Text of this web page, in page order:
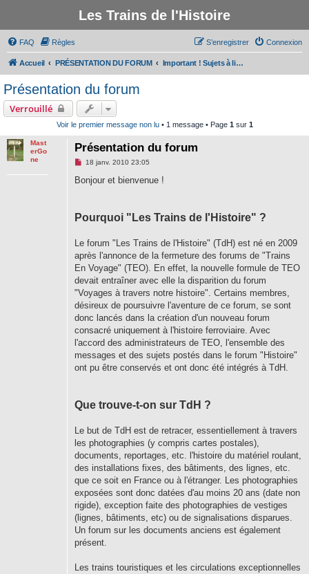
Les Trains de l'Histoire
FAQ Règles Connexion
S’enregistrer
Accueil PRÉSENTATION DU FORUM Important ! Sujets à lire avant de participer au forum
Présentation du forum
Verrouillé
Voir le premier message non lu• 1 message • Page 1sur 1
Mast
erGo
ne
Présentation du forum
M
s
n
l
u
18 janv. 2010 23:05
Bonjour et bienvenue !
Pourquoi "Les Trains de l'Histoire" ?
Le forum "Les Trains de l'Histoire" (TdH) est né en 2009
après l'annonce de la fermeture des forums de "Trains
En Voyage" (TEO). En effet, la nouvelle formule de TEO
devait entraîner avec elle la disparition du forum
"Voyages à travers notre histoire". Certains membres,
désireux de poursuivre l'aventure de ce forum, se sont
donc lancés dans la création d'un nouveau forum
consacré uniquement à l'histoire ferroviaire. Avec
l'accord des administrateurs de TEO, l'ensemble des
messages et des sujets postés dans le forum "Histoire"
ont pu être conservés et ont donc été intégrés à TdH.
Que trouve-t-on sur TdH ?
Le but de TdH est de retracer, essentiellement à travers
les photographies (y compris cartes postales),
documents, reportages, etc. l'histoire du matériel roulant,
des installations fixes, des bâtiments, des lignes, etc.
que ce soit en France ou à l'étranger. Les photographies
exposées sont donc datées d'au moins 20 ans (date non
rigide), exception faite des photographies de vestiges
(lignes, bâtiments, etc) ou de signalisations disparues.
Un forum sur les documents anciens est également
présent.
Les trains touristiques et les circulations exceptionnelles